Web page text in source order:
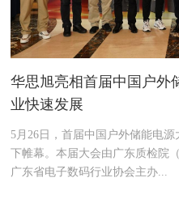
华思旭亮相首届中国户
业快速发展
5月26日，首届中国户外储能电
下帷幕。本届大会由广东质检院
广东省电子数码行业协会主办...